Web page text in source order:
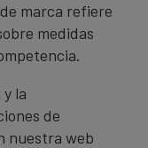
marca refiere
medidas
la
de
nuestra web